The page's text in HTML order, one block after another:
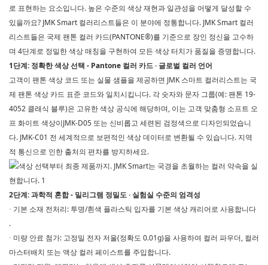
로 표현하는 요소입니다. 높은 수준의 색상 재현과 일관성을 어떻게 달성할 수
있을까요? JMK Smart 컬러리스트들은 이 분야에 정통합니다. JMK Smart 컬러
리스트들은 국제 팬톤 컬러 카드(PANTONE®)를 기준으로 장인 정신을 고수하
며 4단계로 정밀한 색상 매칭을 구현하여 모든 색상 터치가 품질을 증명합니다.
1단계: 정확한 색상 선택 - Pantone 컬러 카드 · 글로벌 컬러 언어
고객이 팬톤 색상 코드 또는 실물 샘플을 제공하면 JMK 스마트 컬러리스트는 국
제 팬톤 색상 카드 표준 코드와 일치시킵니다. 각 숫자와 문자 그룹(예: 팬톤 19-
4052 클래식 블루)은 고유한 색상 공식에 해당하며, 이는 고객 맞춤형 소프트 오
프 화이트 색상이JMK-D05 또는 신비롭고 세련된 검정색으로 디자인되었습니
다. JMK-C01 전 세계적으로 보편적인 색상 데이터로 변환될 수 있습니다. 지역
적 통신으로 인한 출처의 편차를 방지하세요.
2단계: 과학적 혼합 - 밀리그램 정밀도 · 실험실 수준의 엄격성
· 기본 소재 전처리: 투명/흰색 플라스틱 입자를 기본 색상 캐리어로 사용합니다
.
· 미량 안료 첨가: 고정밀 전자 저울(정확도 0.01g)을 사용하여 컬러 파우더, 컬러
마스터배치 또는 액상 컬러 페이스트를 주입합니다.